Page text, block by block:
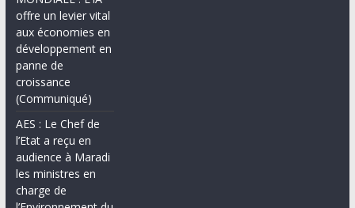
offre un levier vital
aux économies en
développement en
panne de
croissance
(Communiqué)
AES : Le Chef de
l’Etat a reçu en
audience à Maradi
les ministres en
charge de